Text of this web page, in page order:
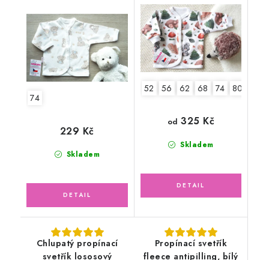
74
Skladem
229 Kč
52 56 62 68 74 80
Skladem
od 325 Kč
Chlupatý propínací
svetřík lososový
Propínací svetřík
fleece antipilling, bílý